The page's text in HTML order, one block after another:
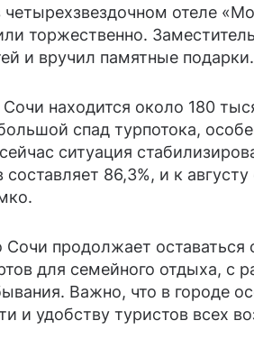
четырехзвездочном отеле
торжественно.
и вручил памятные подарки.
находится около 180
спад турпотока,
ситуация
составляет 86,3%, и к
Сочи продолжает
для семейного отдыха, с
Важно, что в городе
и удобству туристов всех